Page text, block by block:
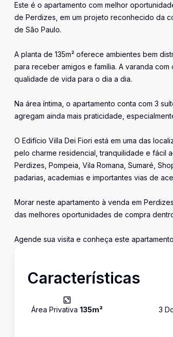
Este é o apartamento com melhor
de Perdizes, em um projeto reconhecido da
de São Paulo.
A planta de 135m² oferece ambientes bem
para receber amigos e família. A varanda
qualidade de vida para o dia a dia.
Na área íntima, o apartamento conta com 3
agregam ainda mais praticidade,
O Edifício Villa Dei Fiori está em uma das
pelo charme residencial, tranquilidade e fácil
Perdizes, Pompeia, Vila Romana, Sumaré,
padarias, academias e importantes vias de
Morar neste apartamento à venda em
das melhores oportunidades de compra
Agende sua visita e conheça este
Características
Área Privativa 135m² 3